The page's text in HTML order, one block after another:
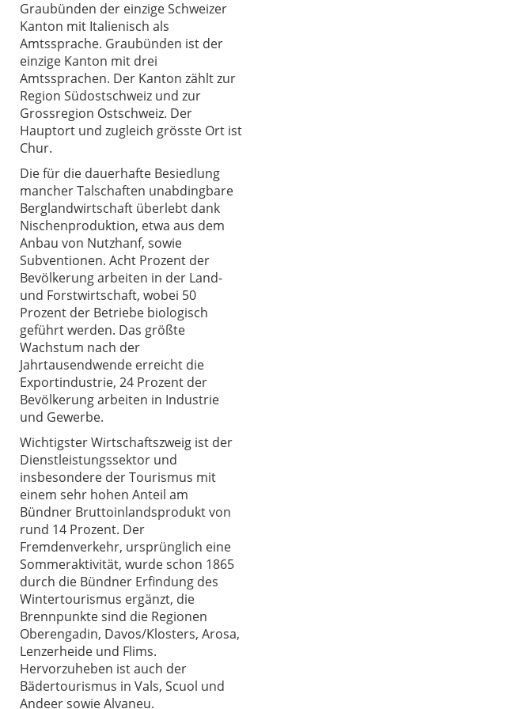
Graubünden der einzige Schweizer
Kanton mit Italienisch als
Amtssprache. Graubünden ist der
einzige Kanton mit drei
Amtssprachen. Der Kanton zählt zur
Region Südostschweiz und zur
Grossregion Ostschweiz. Der
Hauptort und zugleich grösste Ort ist
Chur.
Die für die dauerhafte Besiedlung
mancher Talschaften unabdingbare
Berglandwirtschaft überlebt dank
Nischenproduktion, etwa aus dem
Anbau von Nutzhanf, sowie
Subventionen. Acht Prozent der
Bevölkerung arbeiten in der Land-
und Forstwirtschaft, wobei 50
Prozent der Betriebe biologisch
geführt werden. Das größte
Wachstum nach der
Jahrtausendwende erreicht die
Exportindustrie, 24 Prozent der
Bevölkerung arbeiten in Industrie
und Gewerbe.
Wichtigster Wirtschaftszweig ist der
Dienstleistungssektor und
insbesondere der Tourismus mit
einem sehr hohen Anteil am
Bündner Bruttoinlandsprodukt von
rund 14 Prozent. Der
Fremdenverkehr, ursprünglich eine
Sommeraktivität, wurde schon 1865
durch die Bündner Erfindung des
Wintertourismus ergänzt, die
Brennpunkte sind die Regionen
Oberengadin, Davos/Klosters, Arosa,
Lenzerheide und Flims.
Hervorzuheben ist auch der
Bädertourismus in Vals, Scuol und
Andeer sowie Alvaneu.